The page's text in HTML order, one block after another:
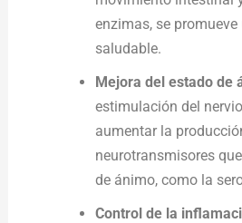
enzimas, se
saludable.
Mejora del estado de
estimulación del
aumentar la
neurotransmisores
de ánimo, como la
Control de la